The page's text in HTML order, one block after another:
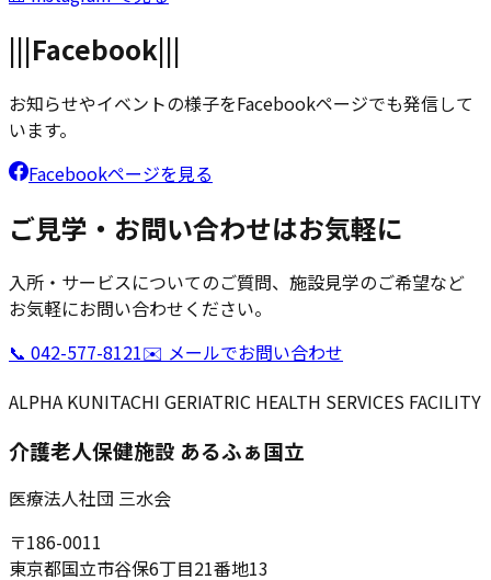
|||Facebook|||
お知らせやイベントの様子をFacebookページでも発信して
います。
Facebookページを見る
ご見学・お問い合わせはお気軽に
入所・サービスについてのご質問、施設見学のご希望など
お気軽にお問い合わせください。
📞 042-577-8121✉️ メールでお問い合わせ
ALPHA KUNITACHI GERIATRIC HEALTH SERVICES FACILITY
介護老人保健施設 あるふぁ国立
医療法人社団 三水会
〒186-0011
東京都国立市谷保6丁目21番地13